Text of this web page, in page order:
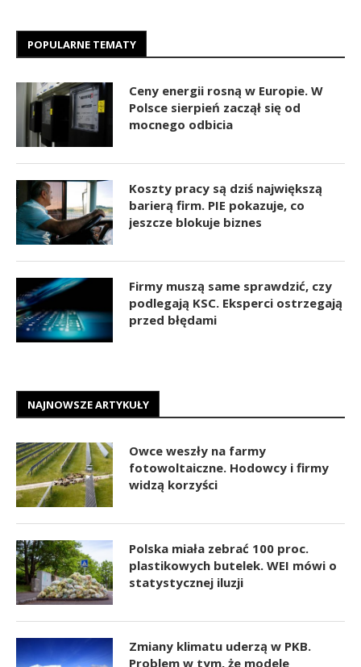
POPULARNE TEMATY
Ceny energii rosną w Europie. W
Polsce sierpień zaczął się od
mocnego odbicia
Koszty pracy są dziś największą
barierą firm. PIE pokazuje, co
jeszcze blokuje biznes
Firmy muszą same sprawdzić, czy
podlegają KSC. Eksperci ostrzegają
przed błędami
NAJNOWSZE ARTYKUŁY
Owce weszły na farmy
fotowoltaiczne. Hodowcy i firmy
widzą korzyści
Polska miała zebrać 100 proc.
plastikowych butelek. WEI mówi o
statystycznej iluzji
Zmiany klimatu uderzą w PKB.
Problem w tym, że modele